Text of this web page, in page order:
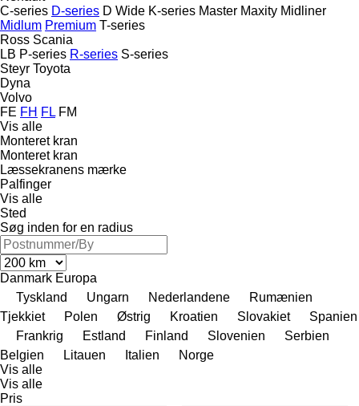
C-series D-series D Wide K-series Master Maxity Midliner
Midlum Premium T-series
Ross Scania
LB P-series R-series S-series
Steyr Toyota
Dyna
Volvo
FE FH FL FM
Vis alle
Monteret kran
Monteret kran
Læssekranens mærke
Palfinger
Vis alle
Sted
Søg inden for en radius
Danmark Europa
Tyskland
Ungarn Nederlandene
Rumænien
Tjekkiet
Polen Østrig Kroatien Slovakiet
Spanien
Frankrig
Estland Finland Slovenien
Serbien
Belgien
Litauen Italien
Norge
Vis alle
Vis alle
Pris